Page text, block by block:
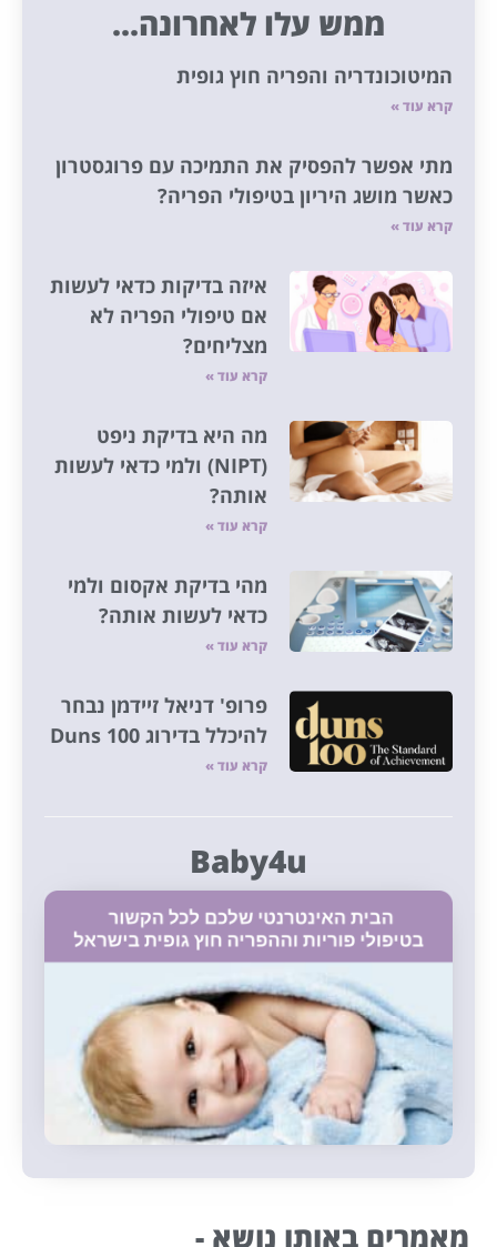
ממש עלו לאחרונה...
המיטוכונדריה והפריה חוץ גופית
קרא עוד »
מתי אפשר להפסיק את התמיכה עם פרוגסטרון
כאשר מושג היריון בטיפולי הפריה?
קרא עוד »
איזה בדיקות כדאי לעשות
אם טיפולי הפריה לא
מצליחים?
קרא עוד »
מה היא בדיקת ניפט
(NIPT) ולמי כדאי לעשות
אותה?
קרא עוד »
מהי בדיקת אקסום ולמי
כדאי לעשות אותה?
קרא עוד »
פרופ' דניאל זיידמן נבחר
להיכלל בדירוג Duns 100
קרא עוד »
Baby4u
מאמרים באותו נושא -